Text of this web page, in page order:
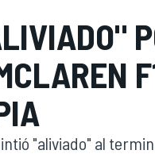
"aliviado" al